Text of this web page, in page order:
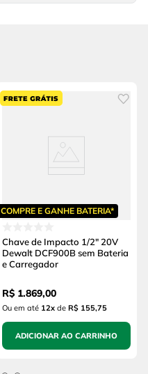
COMPRE E GANHE BATERIA*
Chave de Impacto 1/2" 20V
Dewalt DCF900B sem Bateria
e Carregador
R$ 1.869,00
Ou em até 12x de R$ 155,75
ADICIONAR AO CARRINHO